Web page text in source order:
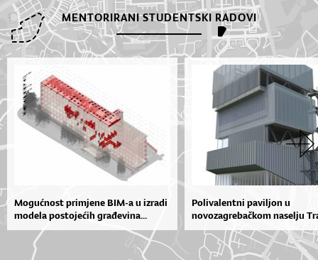
MENTORIRANI STUDENTSKI RADOVI
Mogućnost primjene BIM-a u izradi
modela postojećih građevina...
Polivalentni paviljon u
novozagrebačkom naselju